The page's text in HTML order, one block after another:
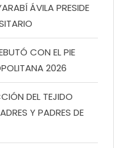
ÁVILA PRESIDE
CON EL PIE
2026
DEL TEJIDO
Y PADRES DE